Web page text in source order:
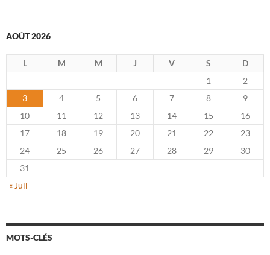
AOÛT 2026
L M M J V S
D
1
2
3
4 5 6 7 8
9
10
11 12 13 14 15
16
17
18 19 20 21 22
23
24
25 26 27 28 29
30
31
« Juil
MOTS-CLÉS